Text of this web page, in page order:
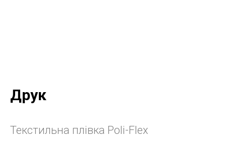
Друк
Текстильна плівка Poli-Flex